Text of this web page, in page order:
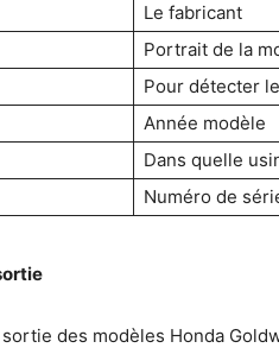
Le fabricant
Portrait de la
Pour détecter
Année modèle
Dans quelle
Numéro de
sortie des modèles Honda